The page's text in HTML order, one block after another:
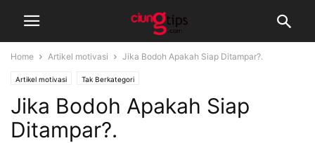
Home Artikel motivasi Jika Bodoh Apakah Siap Ditampar?.
Artikel motivasi Tak Berkategori
Jika Bodoh Apakah Siap
Ditampar?.